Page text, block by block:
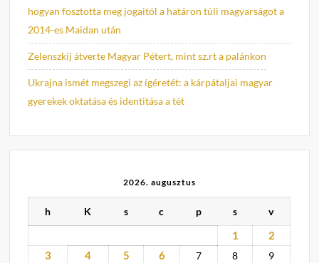
hogyan fosztotta meg jogaitól a határon túli magyarságot a
2014-es Maidan után
Zelenszkij átverte Magyar Pétert, mint sz.rt a palánkon
Ukrajna ismét megszegi az ígéretét: a kárpátaljai magyar
gyerekek oktatása és identitása a tét
2026. augusztus
h K s c p s v
1
2
3
4 5 6 7 8
9